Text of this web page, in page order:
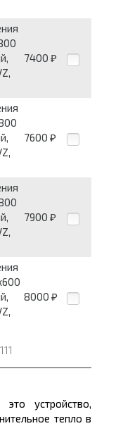
7400 ₽
7600 ₽
7900 ₽
8000 ₽
111
устройство,
тепло в